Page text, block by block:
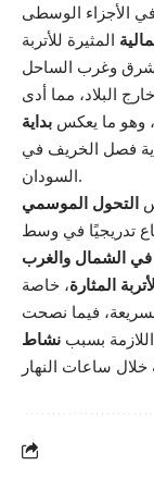
في الأجزاء الوسطى
المثيرة للأتربة
البلاد، مما أدى
وهو ما يعكس بداية
فصل الخريف في
السودان.
التحول الموسمي
تدريجيًا في وسط
الشمال والغرب
المثارة، خاصة
فيما نصحت
بسبب نشاط